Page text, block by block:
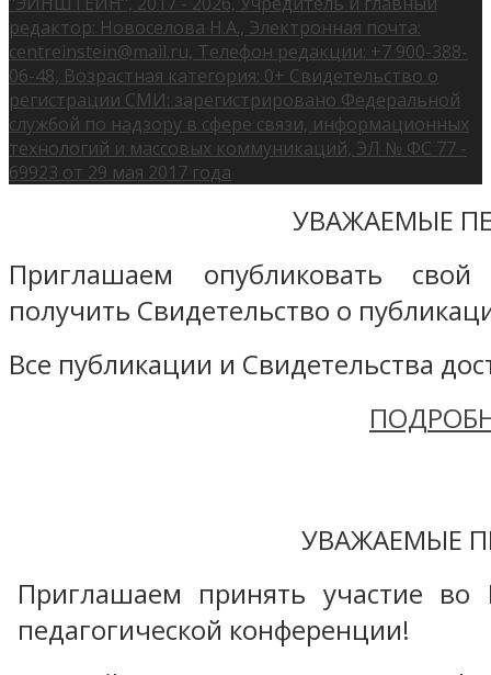
редактор: Новоселова Н.А., Электронная почта:
centreinstein@mail.ru, Телефон редакции: +7 900-388-
06-48, Возрастная категория: 0+ Свидетельство о
регистрации СМИ: зарегистрировано Федеральной
службой по надзору в сфере связи, информационных
технологий и массовых коммуникаций, ЭЛ № ФС 77 -
69923 от 29 мая 2017 года
УВАЖАЕМЫЕ
Приглашаем опубликовать
получить Свидетельство о
Все публикации и Свидетельства
УВАЖАЕМЫЕ
Приглашаем принять участие во
педагогической конференции!